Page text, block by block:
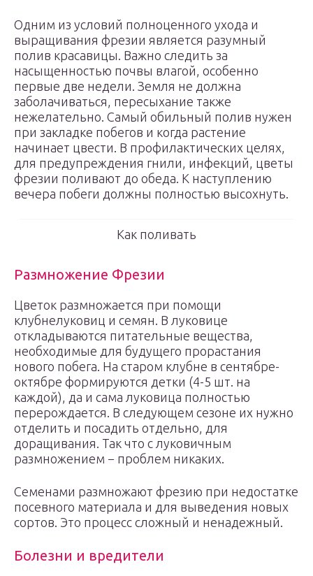
Одним из условий полноценного ухода и
выращивания фрезии является разумный
полив красавицы. Важно следить за
насыщенностью почвы влагой, особенно
первые две недели. Земля не должна
заболачиваться, пересыхание также
нежелательно. Самый обильный полив нужен
при закладке побегов и когда растение
начинает цвести. В профилактических целях,
для предупреждения гнили, инфекций, цветы
фрезии поливают до обеда. К наступлению
вечера побеги должны полностью высохнуть.
Как поливать
Размножение Фрезии
Цветок размножается при помощи
клубнелуковиц и семян. В луковице
откладываются питательные вещества,
необходимые для будущего прорастания
нового побега. На старом клубне в сентябре-
октябре формируются детки (4-5 шт. на
каждой), да и сама луковица полностью
перерождается. В следующем сезоне их нужно
отделить и посадить отдельно, для
доращивания. Так что с луковичным
размножением − проблем никаких.
Семенами размножают фрезию при недостатке
посевного материала и для выведения новых
сортов. Это процесс сложный и ненадежный.
Болезни и вредители